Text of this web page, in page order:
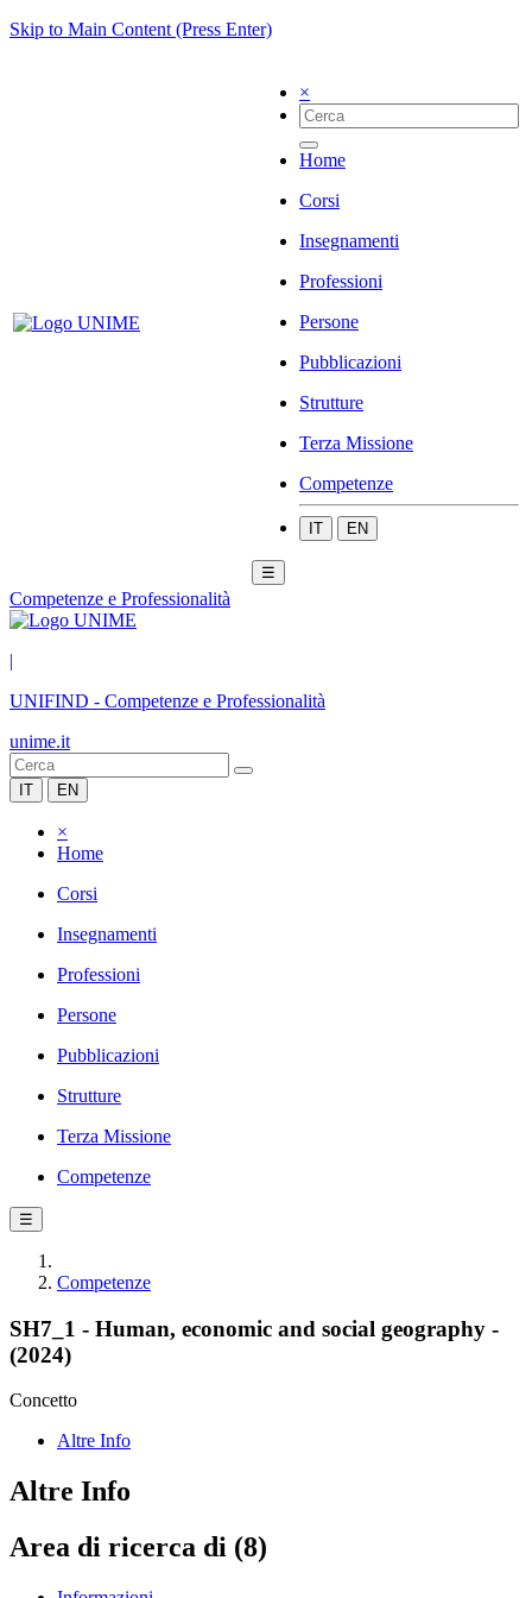
Skip to Main Content (Press Enter)
×
Home
Corsi
Insegnamenti
Professioni
Persone
Pubblicazioni
Strutture
Terza Missione
Competenze
IT EN
☰
Competenze e Professionalità
|
UNIFIND - Competenze e Professionalità
unime.it
IT EN
×
Home
Corsi
Insegnamenti
Professioni
Persone
Pubblicazioni
Strutture
Terza Missione
Competenze
☰
Competenze
SH7_1 - Human, economic and social geography -
(2024)
Concetto
Altre Info
Altre Info
Area di ricerca di (8)